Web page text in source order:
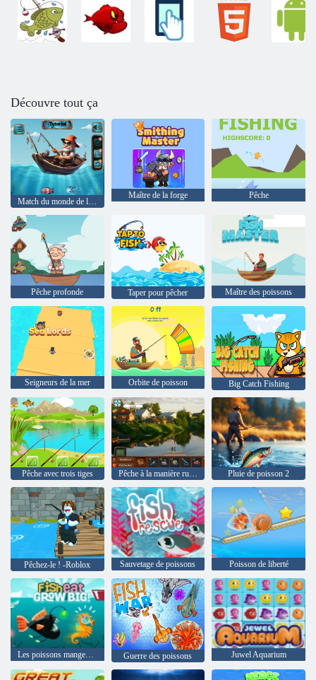
Découvre tout ça
Match du monde de l'eau
Maître de la forge Pêche
Pêche profonde Taper pour pêcher Maître des poissons
Seigneurs de la mer Orbite de poisson Big Catch Fishing
Pêche avec trois tiges Pêche à la manière russe Pluie de poisson 2
Pêchez-le ! -Roblox Sauvetage de poissons Poisson de liberté
Les poissons mangent grandissent! Guerre des poissons Juwel Aquarium